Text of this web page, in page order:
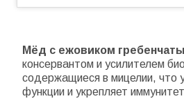
Мёд с ежовиком
консервантом и усилителем
содержащиеся в мицелии, что
функции и укрепляет